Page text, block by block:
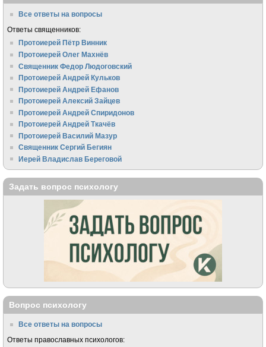
Все ответы на вопросы
Ответы священников:
Протоиерей Пётр Винник
Протоиерей Олег Махнёв
Священник Федор Людоговский
Протоиерей Андрей Кульков
Протоиерей Андрей Ефанов
Протоиерей Алексий Зайцев
Протоиерей Андрей Спиридонов
Протоиерей Андрей Ткачёв
Протоиерей Василий Мазур
Священник Сергий Бегиян
Иерей Владислав Береговой
Задать вопрос психологу
Вопрос психологу
Все ответы на вопросы
Ответы православных психологов: